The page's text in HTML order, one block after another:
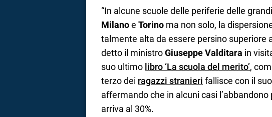
“In alcune scuole delle periferie delle
Milanoe Torino ma non solo, la
talmente alta da essere persino superiore
detto il ministroGiuseppe Valditara in
suo ultimo libro ‘La scuola del merito’,
terzo dei ragazzi stranieri fallisce con il
affermando che in alcuni casi
arriva al 30%.